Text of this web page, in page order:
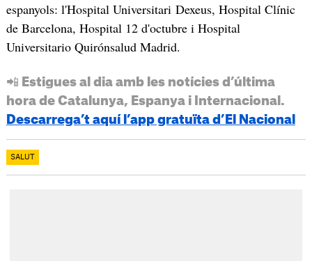
espanyols: l'Hospital Universitari Dexeus, Hospital Clínic
de Barcelona, Hospital 12 d'octubre i Hospital
Universitario Quirónsalud Madrid.
📲 Estigues al dia amb les notícies d’última
hora de Catalunya, Espanya i Internacional.
Descarrega’t aquí l’app gratuïta d’El Nacional
SALUT